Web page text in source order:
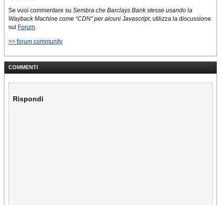
Se vuoi commentare su Sembra che Barclays Bank stesse usando la
Wayback Machine come “CDN” per alcuni Javascript, utilizza la discussione
sul
Forum.
>> forum community
COMMENTI
Rispondi